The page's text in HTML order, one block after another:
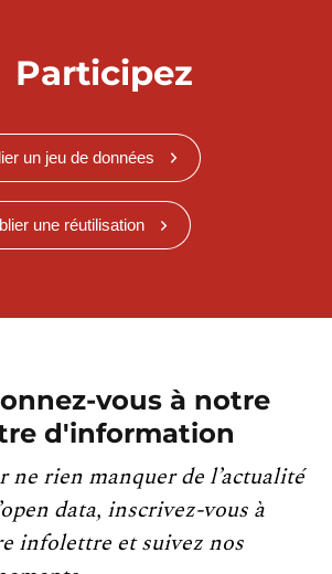
Participez
un jeu de données
une réutilisation
vous à notre
d'information
ne rien manquer de l’actualité
data, inscrivez-vous à
infolettre et suivez nos